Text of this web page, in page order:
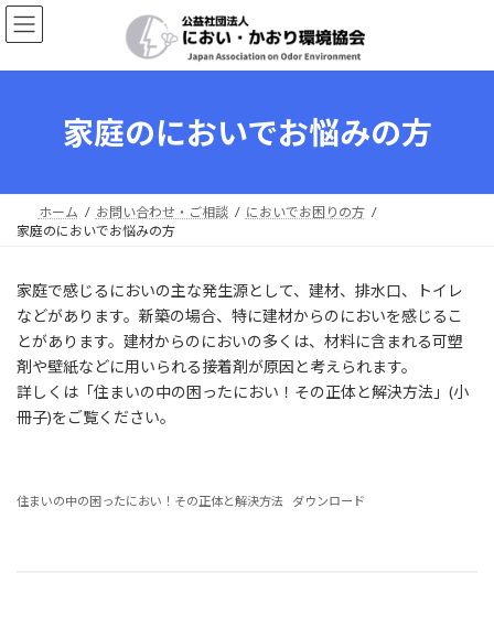
コ
ン
ン
ナ
ビ
ー
家庭のにおいでお悩みの方
ホーム お問い合わせ・ご相談
においでお困りの方
家庭のにおいでお悩みの方
家庭で感じるにおいの主な発生源として、建材、排水口、トイレ
などがあります。新築の場合、特に建材からのにおいを感じるこ
とがあります。建材からのにおいの多くは、材料に含まれる可塑
剤や壁紙などに用いられる接着剤が原因と考えられます。
詳しくは「住まいの中の困ったにおい！その正体と解決方法」(小
冊子)をご覧ください。
住まいの中の困ったにおい！その正体と解決方法 ダウンロード